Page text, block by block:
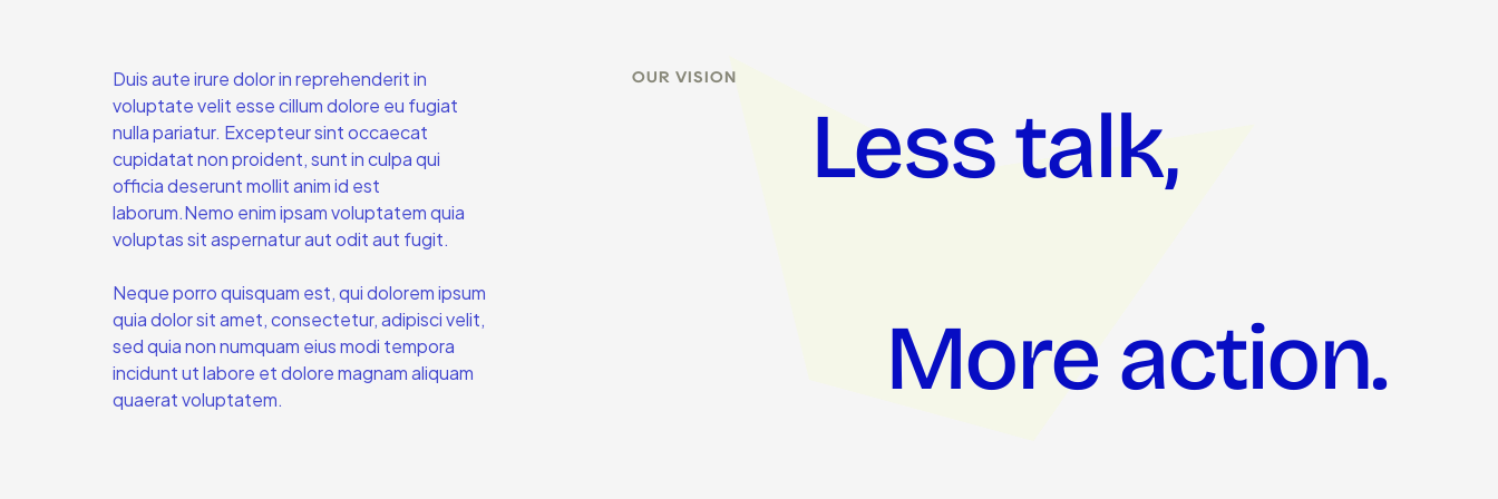
Duis aute irure dolor in reprehenderit in
voluptate velit esse cillum dolore eu fugiat
nulla pariatur. Excepteur sint occaecat
cupidatat non proident, sunt in culpa qui
officia deserunt mollit anim id est
laborum.Nemo enim ipsam voluptatem quia
voluptas sit aspernatur aut odit aut fugit.
Neque porro quisquam est, qui dolorem ipsum
quia dolor sit amet, consectetur, adipisci velit,
sed quia non numquam eius modi tempora
incidunt ut labore et dolore magnam aliquam
quaerat voluptatem.
OUR VISION
Less talk,
More action.